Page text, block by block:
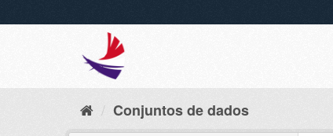
Conjuntos de dados